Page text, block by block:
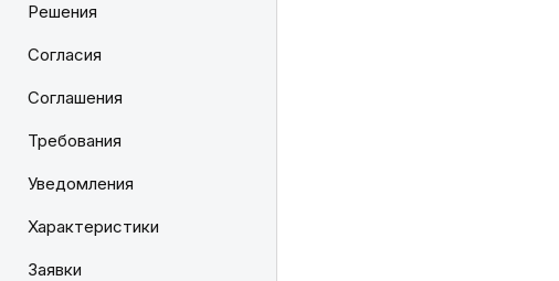
Решения
Согласия
Соглашения
Требования
Уведомления
Характеристики
Заявки